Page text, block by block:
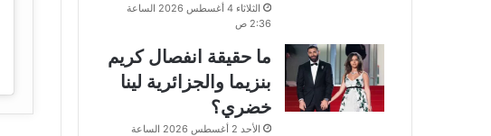
الثلاثاء 4 أغسطس 2026 الساعة
2:36 ص
ما حقيقة انفصال كريم
بنزيما والجزائرية لينا
خضري؟
الأحد 2 أغسطس 2026 الساعة